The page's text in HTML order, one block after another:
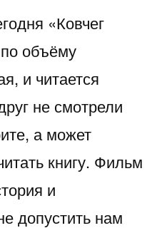
«Ковчег
объёму
и читается
не смотрели
а может
книгу. Фильм
и
допустить нам